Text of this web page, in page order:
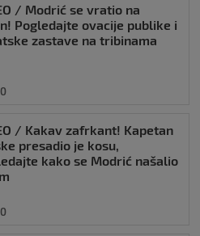
/ Modrić se vratio na
Pogledajte ovacije publike i
zastave na tribinama
0
/ Kakav zafrkant! Kapetan
presadio je kosu,
kako se Modrić našalio
0